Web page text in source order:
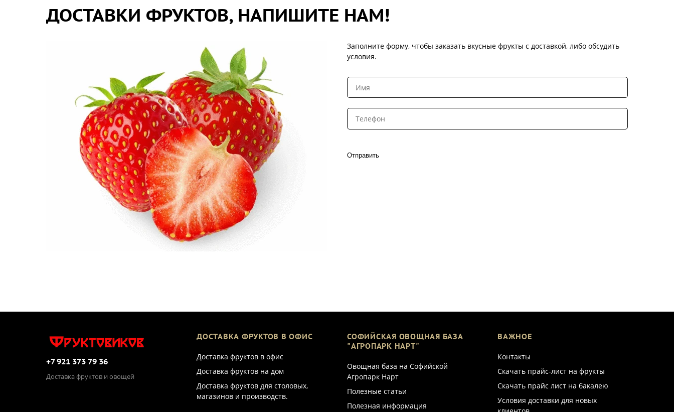
ДОСТАВКИ ФРУКТОВ, НАПИШИТЕ НАМ!
Заполните форму, чтобы заказать вкусные фрукты с доставкой, либо обсудить
условия.
Отправить
+7 921 373 79 36
Доставка фруктов и овощей
ДОСТАВКА ФРУКТОВ В ОФИС
Доставка фруктов в офис
Доставка фруктов на дом
Доставка фруктов для столовых,
магазинов и производств.
СОФИЙСКАЯ ОВОЩНАЯ БАЗА
"АГРОПАРК НАРТ"
Овощная база на Софийской
Агропарк Нарт
Полезные статьи
Полезная информация
ВАЖНОЕ
Контакты
Скачать прайс-лист на фрукты
Скачать прайс лист на бакалею
Условия доставки для новых